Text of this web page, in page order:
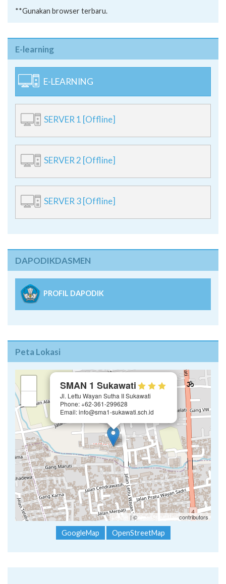
**Gunakan browser terbaru.
E-learning
E-LEARNING
SERVER 1 [Offline]
SERVER 2 [Offline]
SERVER 3 [Offline]
DAPODIKDASMEN
PROFIL DAPODIK
Peta Lokasi
SMAN 1 Sukawati
Jl. Lettu Wayan Sutha II Sukawati
Phone: +62-361-299628
Email: info@sma1-sukawati.sch.id
Leaflet | ©OpenStreetMap contributors
GoogleMap OpenStreetMap